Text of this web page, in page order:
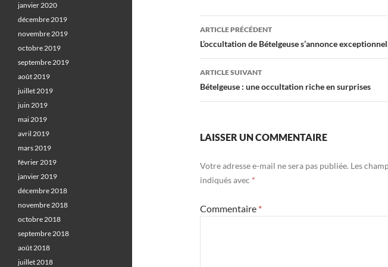
Navigation
des
articles
ARTICLE PRÉCÉDENT
L’occultation de Bételgeuse s’annonce
ARTICLE SUIVANT
Bételgeuse : une occultation riche en surprises
LAISSER UN COMMENTAIRE
Votre adresse e-mail ne sera pas publiée. Les
indiqués avec *
Commentaire *
janvier 2020
décembre 2019
novembre 2019
octobre 2019
septembre 2019
août 2019
juillet 2019
juin 2019
mai 2019
avril 2019
mars 2019
février 2019
janvier 2019
décembre 2018
novembre 2018
octobre 2018
septembre 2018
août 2018
juillet 2018